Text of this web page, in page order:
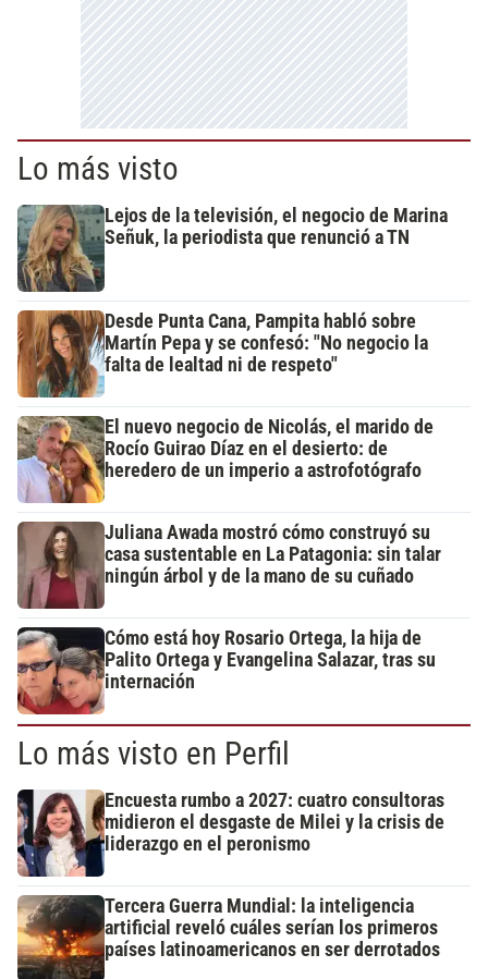
Lo más visto
Lejos de la televisión, el negocio de Marina
Señuk, la periodista que renunció a TN
Desde Punta Cana, Pampita habló sobre
Martín Pepa y se confesó: "No negocio la
falta de lealtad ni de respeto"
El nuevo negocio de Nicolás, el marido de
Rocío Guirao Díaz en el desierto: de
heredero de un imperio a astrofotógrafo
Juliana Awada mostró cómo construyó su
casa sustentable en La Patagonia: sin talar
ningún árbol y de la mano de su cuñado
Cómo está hoy Rosario Ortega, la hija de
Palito Ortega y Evangelina Salazar, tras su
internación
Lo más visto en Perfil
Encuesta rumbo a 2027: cuatro consultoras
midieron el desgaste de Milei y la crisis de
liderazgo en el peronismo
Tercera Guerra Mundial: la inteligencia
artificial reveló cuáles serían los primeros
países latinoamericanos en ser derrotados